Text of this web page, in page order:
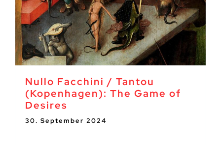
Nullo Facchini / Tantou
(Kopenhagen): The Game of
Desires
30. September 2024